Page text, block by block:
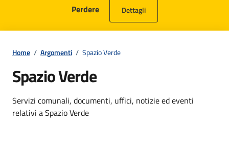
Perdere
Dettagli
Home / Argomenti / Spazio Verde
Spazio Verde
Dettagli dell'argomento
Servizi comunali, documenti, uffici, notizie ed eventi
relativi a Spazio Verde